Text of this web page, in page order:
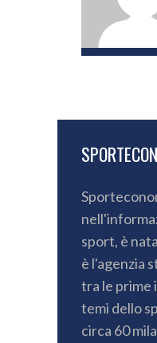
sport, è
è l'agenzia
tra le prime
temi dello
circa 60